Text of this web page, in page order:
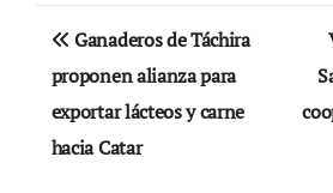
Navegación
de
entradas
Ganaderos de Táchira
proponen alianza para
exportar lácteos y carne
hacia Catar